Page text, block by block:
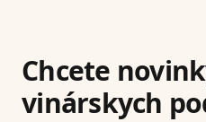
Chcete
vinárskych